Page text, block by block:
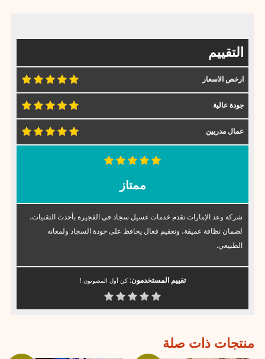
التقييم
ارخص الاسعار
جودة عالية
عمال مدربين
ممتاز
شركة وعد الإمارات تقدم خدمات غسيل سجاد في الفجيرة بأحدث التقنيات،
لضمان نظافة عميقة، وتعقيم فعال يحافظ على جودة السجاد ولمعانه
الطبيعي.
تقييم المستخدمون:كن أول المصوتون !
منتجات ذات صلة